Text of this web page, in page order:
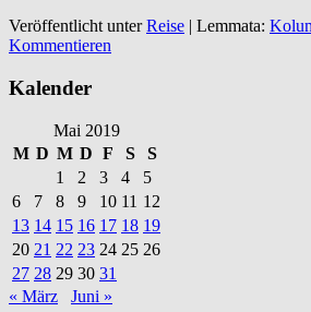
Veröffentlicht unterReise | Lemmata:
Kommentieren
Kalender
Mai 2019
M D M D F S
S
1
2 3 4
5
6
7 8 9 10 11 12
13 14 15 16 17 18 19
20 21 22 23 24 25 26
27 28 29 30 31
« März
Juni »